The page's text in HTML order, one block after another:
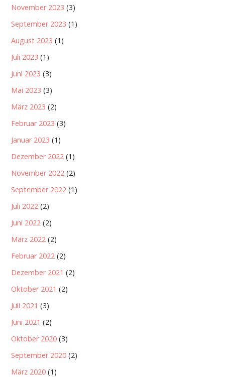
November 2023 (3)
September 2023 (1)
August 2023 (1)
Juli 2023 (1)
Juni 2023 (3)
Mai 2023 (3)
März 2023 (2)
Februar 2023 (3)
Januar 2023 (1)
Dezember 2022 (1)
November 2022 (2)
September 2022 (1)
Juli 2022 (2)
Juni 2022 (2)
März 2022 (2)
Februar 2022 (2)
Dezember 2021 (2)
Oktober 2021 (2)
Juli 2021 (3)
Juni 2021 (2)
Oktober 2020 (3)
September 2020 (2)
März 2020 (1)